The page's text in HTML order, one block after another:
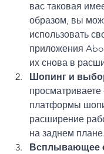
вас таковая
образом, вы
использовать
приложения
их снова в
Шопинг и
платформы
расширение
на заднем плане.
Всплывающее